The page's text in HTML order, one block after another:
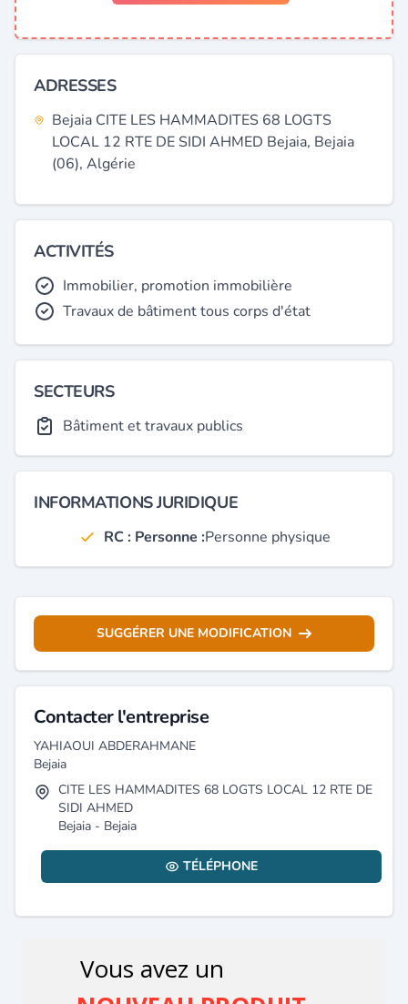
ADRESSES
Bejaia CITE LES HAMMADITES 68 LOGTS
LOCAL 12 RTE DE SIDI AHMED Bejaia, Bejaia
(06), Algérie
ACTIVITÉS
Immobilier, promotion immobilière
Travaux de bâtiment tous corps d'état
SECTEURS
Bâtiment et travaux publics
INFORMATIONS JURIDIQUE
RC : Personne :Personne physique
SUGGÉRER UNE MODIFICATION
Contacter l'entreprise
YAHIAOUI ABDERAHMANE
Bejaia
CITE LES HAMMADITES 68 LOGTS LOCAL 12 RTE DE
SIDI AHMED
Bejaia - Bejaia
TÉLÉPHONE